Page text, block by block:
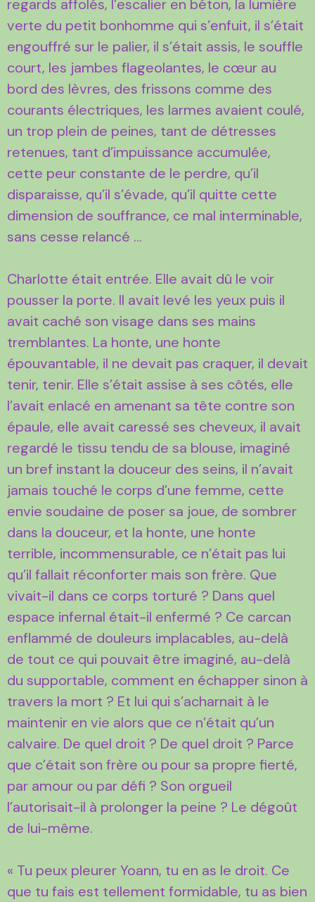
regards affolés, l’escalier en béton, la lumière
verte du petit bonhomme qui s’enfuit, il s’était
engouffré sur le palier, il s’était assis, le souffle
court, les jambes flageolantes, le cœur au
bord des lèvres, des frissons comme des
courants électriques, les larmes avaient coulé,
un trop plein de peines, tant de détresses
retenues, tant d’impuissance accumulée,
cette peur constante de le perdre, qu’il
disparaisse, qu’il s’évade, qu’il quitte cette
dimension de souffrance, ce mal interminable,
sans cesse relancé …
Charlotte était entrée. Elle avait dû le voir
pousser la porte. Il avait levé les yeux puis il
avait caché son visage dans ses mains
tremblantes. La honte, une honte
épouvantable, il ne devait pas craquer, il devait
tenir, tenir. Elle s’était assise à ses côtés, elle
l’avait enlacé en amenant sa tête contre son
épaule, elle avait caressé ses cheveux, il avait
regardé le tissu tendu de sa blouse, imaginé
un bref instant la douceur des seins, il n’avait
jamais touché le corps d’une femme, cette
envie soudaine de poser sa joue, de sombrer
dans la douceur, et la honte, une honte
terrible, incommensurable, ce n’était pas lui
qu’il fallait réconforter mais son frère. Que
vivait-il dans ce corps torturé ? Dans quel
espace infernal était-il enfermé ? Ce carcan
enflammé de douleurs implacables, au-delà
de tout ce qui pouvait être imaginé, au-delà
du supportable, comment en échapper sinon à
travers la mort ? Et lui qui s’acharnait à le
maintenir en vie alors que ce n’était qu’un
calvaire. De quel droit ? De quel droit ? Parce
que c’était son frère ou pour sa propre fierté,
par amour ou par défi ? Son orgueil
l’autorisait-il à prolonger la peine ? Le dégoût
de lui-même.
« Tu peux pleurer Yoann, tu en as le droit. Ce
que tu fais est tellement formidable, tu as bien